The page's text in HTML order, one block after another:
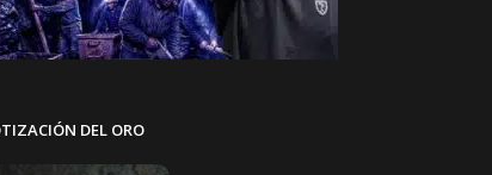
DEL ORO